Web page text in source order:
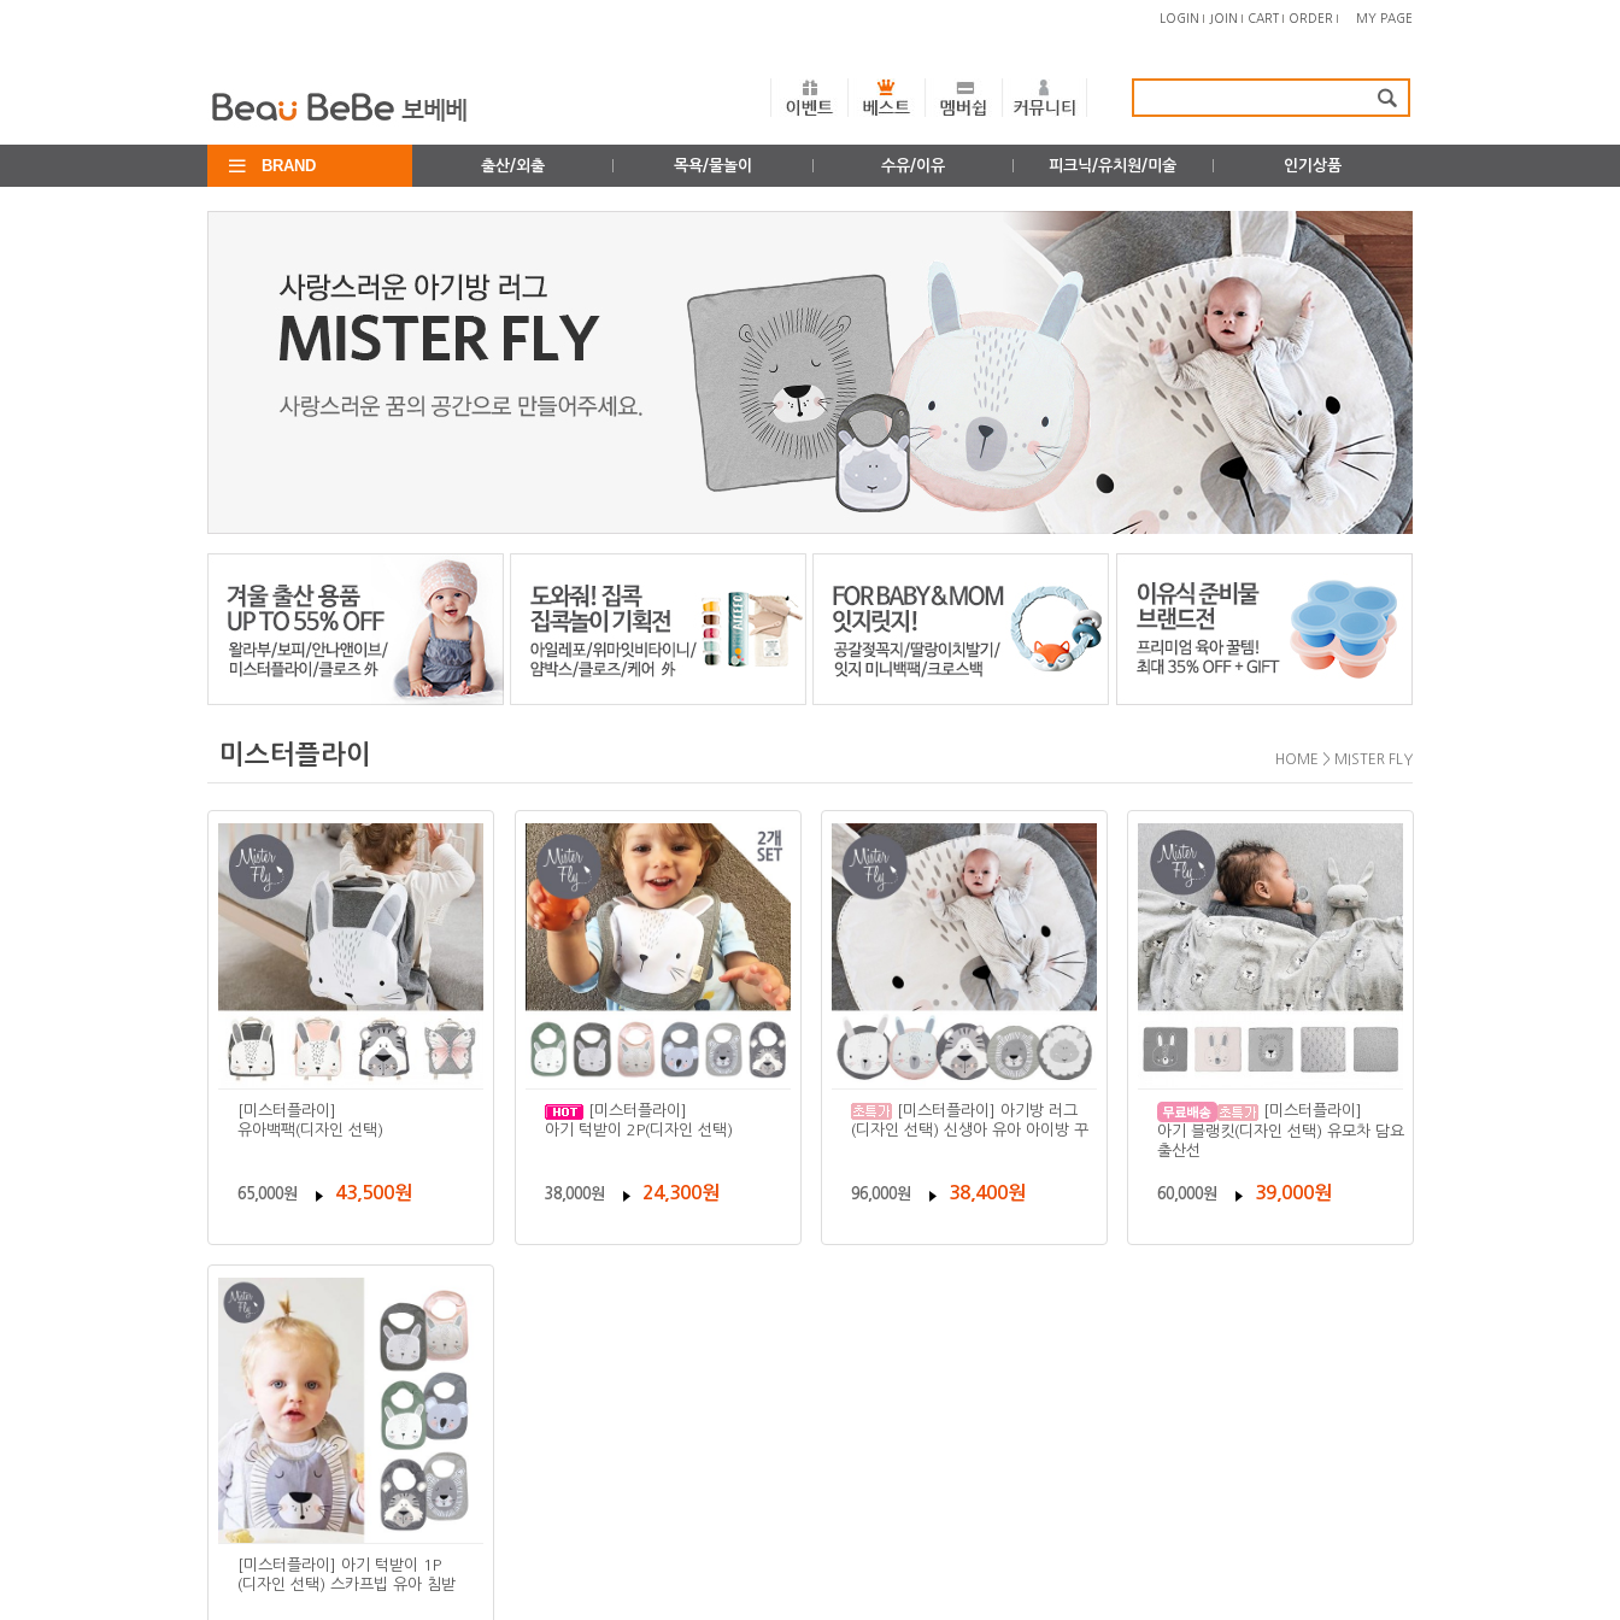
LOGIN JOIN CART ORDER MY PAGE
BRAND 출산/외출 목욕/물놀이 수유/이유 피크닉/유치원/미술 인기상품
미스터플라이 HOME > MISTER FLY
[미스터플라이]
유아백팩(디자인 선택)
65,000원 43,500원
[미스터플라이]
아기 턱받이 2P(디자인 선택)
38,000원 24,300원
[미스터플라이] 아기방 러그
(디자인 선택) 신생아 유아 아이방 꾸
96,000원 38,400원
[미스터플라이]
아기 블랭킷(디자인 선택) 유모차 담요
출산선
60,000원 39,000원
[미스터플라이] 아기 턱받이 1P
(디자인 선택) 스카프빕 유아 침받